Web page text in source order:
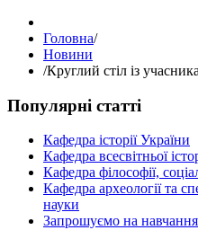
Головна/
Hовини
/Круглий стіл із
Популярні статті
Кафедра історії України
Кафедра всесвітньої
Кафедра філософії,
Кафедра археології та
науки
Запрошуємо на